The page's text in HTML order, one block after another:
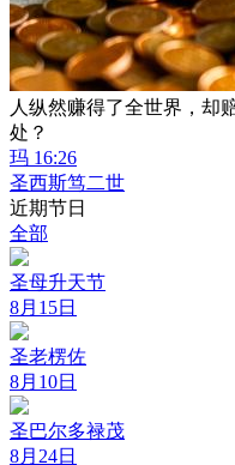
人纵然赚得了全世界，却
处？
玛 16:26
圣西斯笃二世
近期节日
全部
圣母升天节
8月15日
圣老楞佐
8月10日
圣巴尔多禄茂
8月24日